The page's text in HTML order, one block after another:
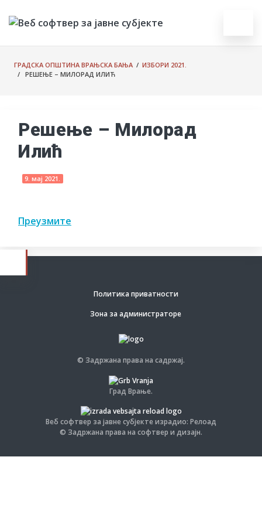
ГРАДСКА ОПШТИНА ВРАЊСКА БАЊА / ИЗБОРИ 2021.
/ РЕШЕЊЕ – МИЛОРАД ИЛИЋ
Решење – Милорад
Илић
9. мај 2021.
Преузмите
Политика приватности
Зона за администраторе
© Задржана права на садржај.
Град Врање.
Веб софтвер за јавне субјекте израдио: Релоад
© Задржана права на софтвер и дизајн.